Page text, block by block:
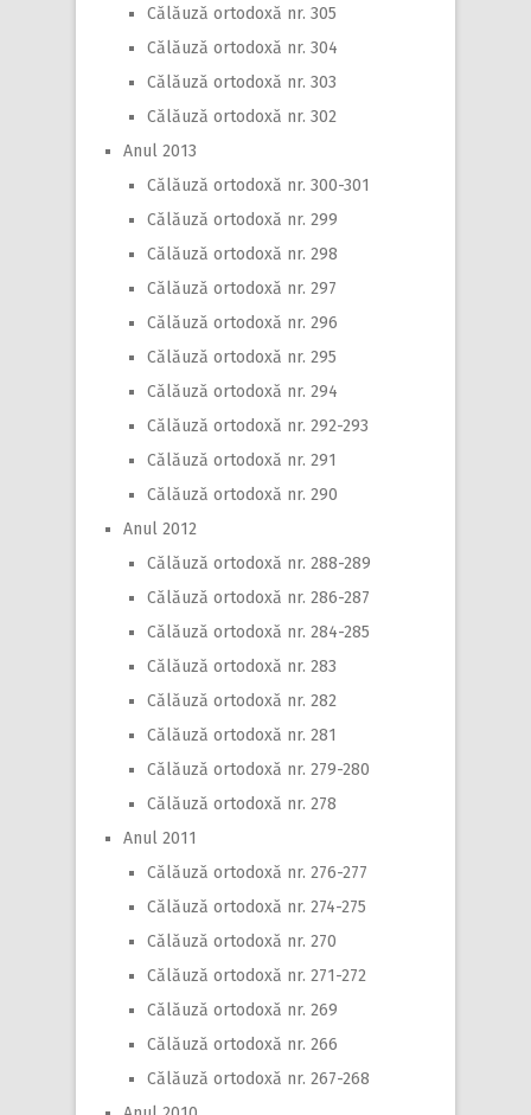
Călăuză ortodoxă nr. 305
Călăuză ortodoxă nr. 304
Călăuză ortodoxă nr. 303
Călăuză ortodoxă nr. 302
Anul 2013
Călăuză ortodoxă nr. 300-301
Călăuză ortodoxă nr. 299
Călăuză ortodoxă nr. 298
Călăuză ortodoxă nr. 297
Călăuză ortodoxă nr. 296
Călăuză ortodoxă nr. 295
Călăuză ortodoxă nr. 294
Călăuză ortodoxă nr. 292-293
Călăuză ortodoxă nr. 291
Călăuză ortodoxă nr. 290
Anul 2012
Călăuză ortodoxă nr. 288-289
Călăuză ortodoxă nr. 286-287
Călăuză ortodoxă nr. 284-285
Călăuză ortodoxă nr. 283
Călăuză ortodoxă nr. 282
Călăuză ortodoxă nr. 281
Călăuză ortodoxă nr. 279-280
Călăuză ortodoxă nr. 278
Anul 2011
Călăuză ortodoxă nr. 276-277
Călăuză ortodoxă nr. 274-275
Călăuză ortodoxă nr. 270
Călăuză ortodoxă nr. 271-272
Călăuză ortodoxă nr. 269
Călăuză ortodoxă nr. 266
Călăuză ortodoxă nr. 267-268